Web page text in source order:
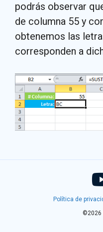
podrás observar
de columna 55 y
obtenemos las
corresponden a
Política de
©2026